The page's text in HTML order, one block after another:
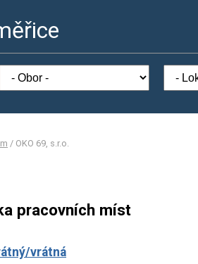
/ OKO 69, s.r.o.
pracovních míst
vrátná